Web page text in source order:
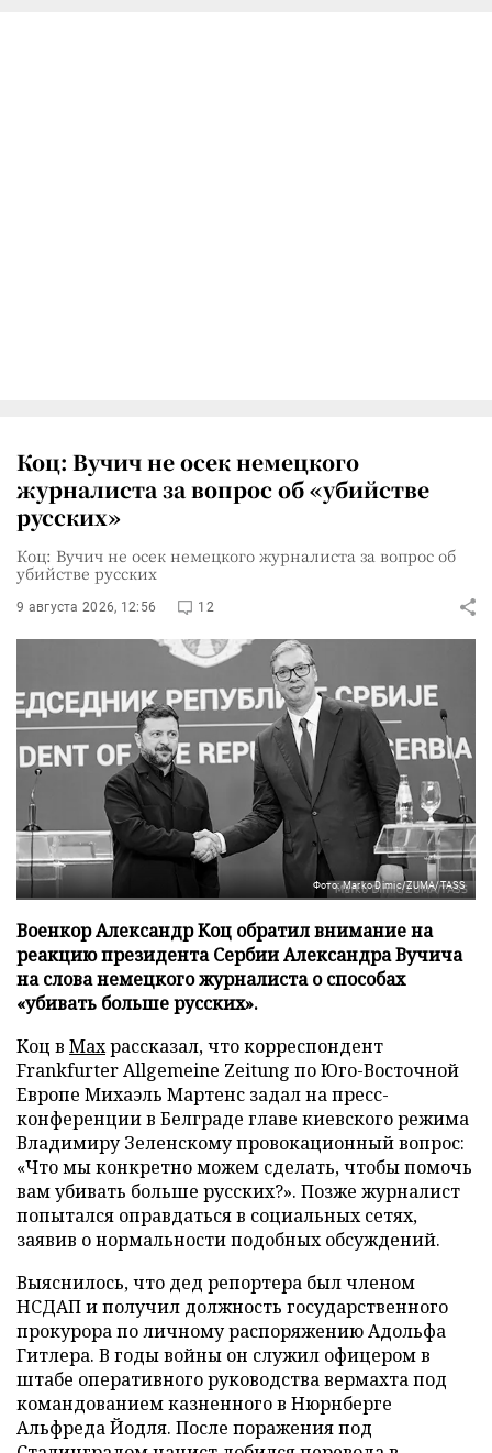
Коц: Вучич не осек немецкого
журналиста за вопрос об «убийстве
русских»
Коц: Вучич не осек немецкого журналиста за вопрос об
убийстве русских
9 августа 2026, 12:56 12
Фото: Marko Dimic/ZUMA/TASS
Военкор Александр Коц обратил внимание на
реакцию президента Сербии Александра Вучича
на слова немецкого журналиста о способах
«убивать больше русских».
Коц в Махрассказал, что корреспондент
Frankfurter Allgemeine Zeitung по Юго-Восточной
Европе Михаэль Мартенс задал на пресс-
конференции в Белграде главе киевского режима
Владимиру Зеленскому провокационный вопрос:
«Что мы конкретно можем сделать, чтобы помочь
вам убивать больше русских?». Позже журналист
попытался оправдаться в социальных сетях,
заявив о нормальности подобных обсуждений.
Выяснилось, что дед репортера был членом
НСДАП и получил должность государственного
прокурора по личному распоряжению Адольфа
Гитлера. В годы войны он служил офицером в
штабе оперативного руководства вермахта под
командованием казненного в Нюрнберге
Альфреда Йодля. После поражения под